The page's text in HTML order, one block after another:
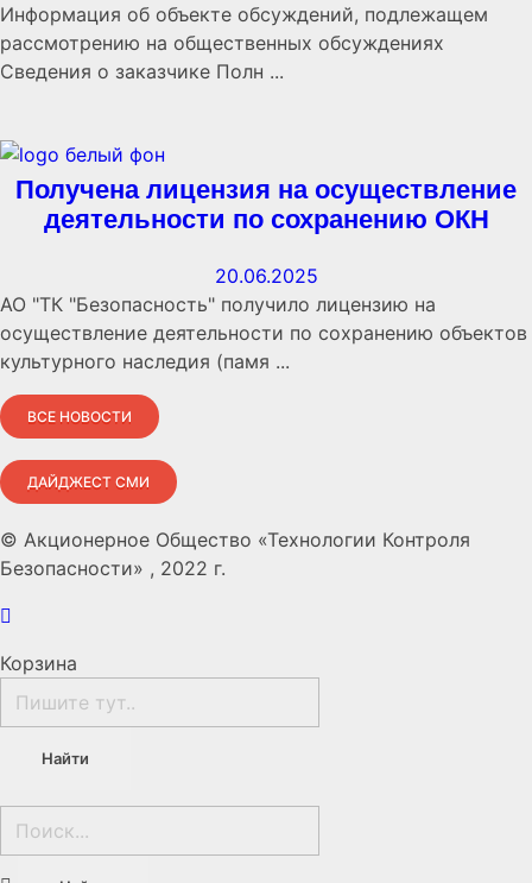
Информация об объекте обсуждений, подлежащем
рассмотрению на общественных обсуждениях
Сведения о заказчике Полн ...
Получена лицензия на осуществление
деятельности по сохранению ОКН
20.06.2025
АО "ТК "Безопасность" получило лицензию на
осуществление деятельности по сохранению объектов
культурного наследия (памя ...
ВСЕ НОВОСТИ
ДАЙДЖЕСТ СМИ
© Акционерное Общество «Технологии Контроля
Безопасности» , 2022 г.
Корзина